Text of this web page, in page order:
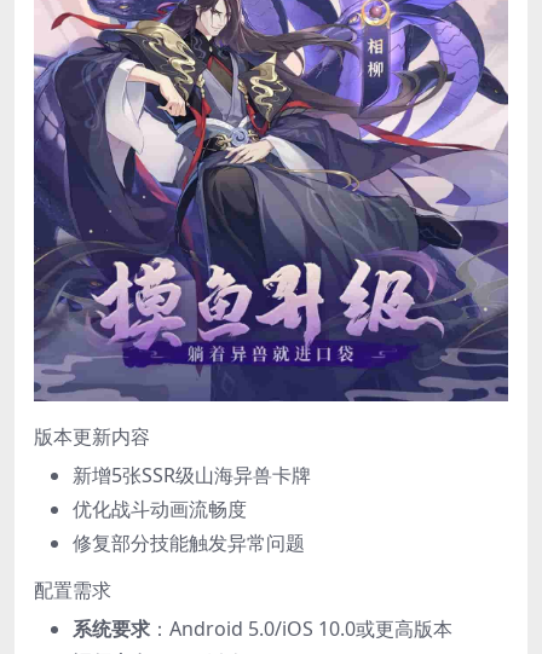
版本更新内容
新增5张SSR级山海异兽卡牌
优化战斗动画流畅度
修复部分技能触发异常问题
配置需求
​系统要求​ ​：Android 5.0/iOS 10.0或更高版本